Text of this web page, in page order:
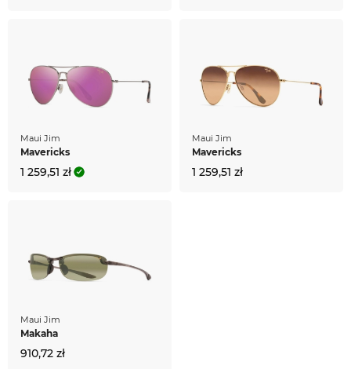
Maui Jim
Mavericks
1 259,51 zł
Maui Jim
Mavericks
1 259,51 zł
Maui Jim
Makaha
910,72 zł